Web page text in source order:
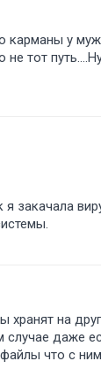
у
тот
закачала
на
даже
что с